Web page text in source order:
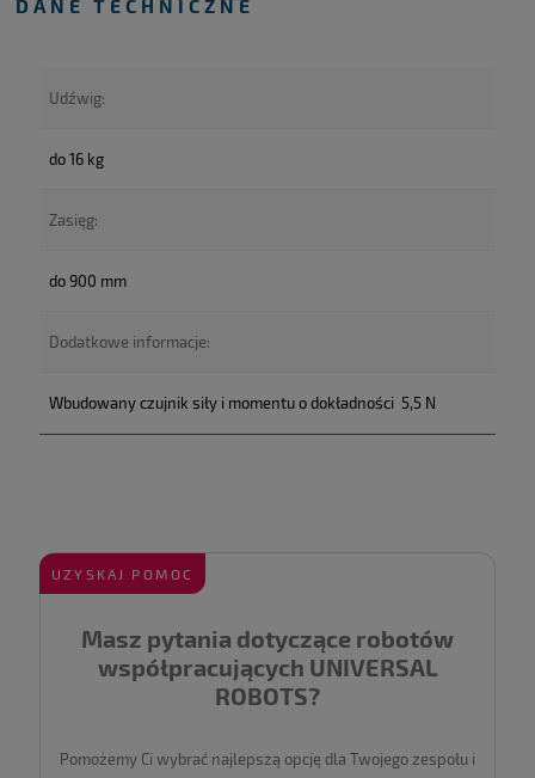
DANE TECHNICZNE
Udźwig:
do 16 kg
Zasięg:
do 900 mm
Dodatkowe informacje:
Wbudowany czujnik siły i momentu o dokładności 5,5 N
UZYSKAJ POMOC
Masz pytania dotyczące robotów
współpracujących UNIVERSAL
ROBOTS?
Pomożemy Ci wybrać najlepszą opcję dla Twojego zespołu i